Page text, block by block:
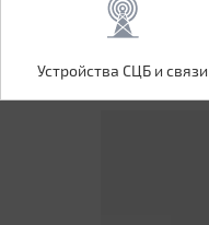
Устройства СЦБ и связи